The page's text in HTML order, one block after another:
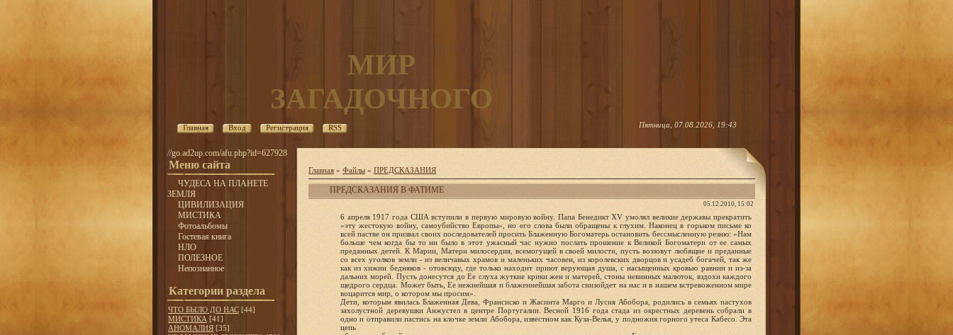
МИР
ЗАГАДОЧНОГО
Главная Вход Регистрация RSS Пятница, 07.08.2026, 19:43
//go.ad2up.com/afu.php?id=627928
Меню сайта
ЧУДЕСА НА ПЛАНЕТЕ
ЗЕМЛЯ
ЦИВИЛИЗАЦИЯ
МИСТИКА
Фотоальбомы
Гостевая книга
НЛО
ПОЛЕЗНОЕ
Непознанное
Категории раздела
ЧТО БЫЛО ДО НАС [44]
МИСТИКА [41]
АНОМАЛИЯ [35]
Главная » Файлы » ПРЕДСКАЗАНИЯ
ПРЕДСКАЗАНИЯ В ФАТИМЕ
05.12.2010, 15:02
6 апреля 1917 года США вступили в первую мировую войну. Папа Бенедикт XV умолял великие державы прекратить
«эту жестокую войну, самоубийство Европы», но его слова были обращены к глухим. Наконец в горьком письме ко
всей пастве он призвал своих последователей просить Блаженную Богоматерь остановить бессмысленную резню: «Нам
больше чем когда бы то ни было в этот ужасный час нужно послать прошение к Великой Богоматери от ее самых
преданных детей. К Марии, Матери милосердия, всемогущей в своей милости, пусть воззовут любящие и преданные
со всех уголков земли - из величавых храмов и маленьких часовен, из королевских дворцов и усадеб богачей, так же
как из хижин бедняков - отовсюду, где только находит приют верующая душа, с насыщенных кровью равнин и из-за
дальних морей. Пусть донесутся до Ее слуха жуткие крики жен и матерей, стоны невинных малюток, вздохи каждого
щедрого сердца. Может быть, Ее нежнейшая и блаженнейшая забота снизойдет на нас и в нашем встревоженном мире
воцарится мир, о котором мы просим».
Дети, которым явилась Блаженная Дева, Франсиско и Жасинта Марго и Лусия Абобора, родились в семьях пастухов
захолустной деревушки Анжустел в центре Португалии. Весной 1916 года стада из окрестных деревень собрали в
одно и отправили пастись на клочке земли Абобора, известном как Куза-Велья, у подножия горного утеса Кабесо. Эта
цепь